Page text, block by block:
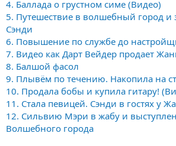
4. Баллада о грустном симе (Видео)
5. Путешествие в волшебный город и
Сэнди
6. Повышение по службе до
7. Видео как Дарт Вейдер продает
8. Балшой фасол
9. Плывём по течению. Накопила на
10. Продала бобы и купила гитару!
11. Стала певицей. Сэнди в гостях у
12. Сильвию Мэри в жабу и
Волшебного города